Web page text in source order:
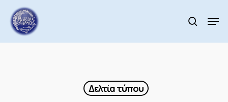
main
content
search
Δελτία τύπου
Menu